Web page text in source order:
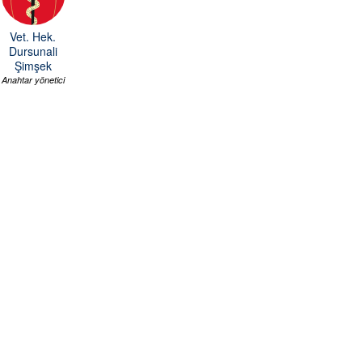
Vet. Hek.
Dursunali
Şimşek
Anahtar yönetici